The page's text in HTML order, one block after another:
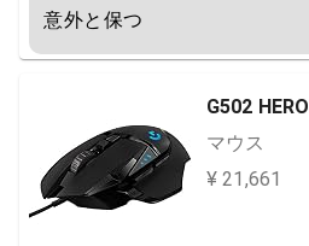
意外と保つ
G502 HERO
マウス
¥ 21,661